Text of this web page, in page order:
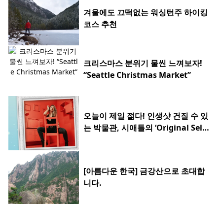
겨울에도 끄떡없는 워싱턴주 하이킹
코스 추천
크리스마스 분위기 물씬 느껴보자!
“Seattle Christmas Market”
오늘이 제일 젊다! 인생샷 건질 수 있
는 박물관, 시애틀의 ‘Original Selfi
[아름다운 한국] 금강산으로 초대합
니다.